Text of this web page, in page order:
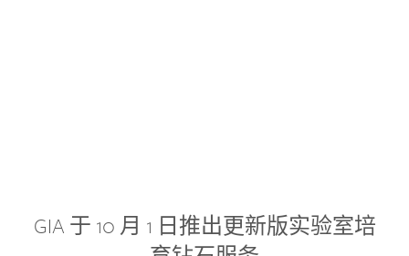
GIA 于 10 月 1 日推出更新版实验室培